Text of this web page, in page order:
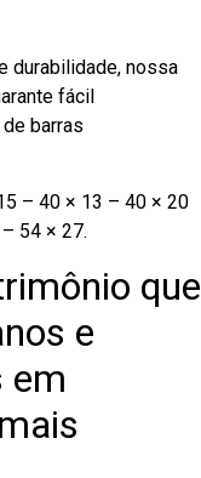
durabilidade, nossa
fácil
barras
– 40 × 13 – 40 × 20
54 × 27.
que
e
em